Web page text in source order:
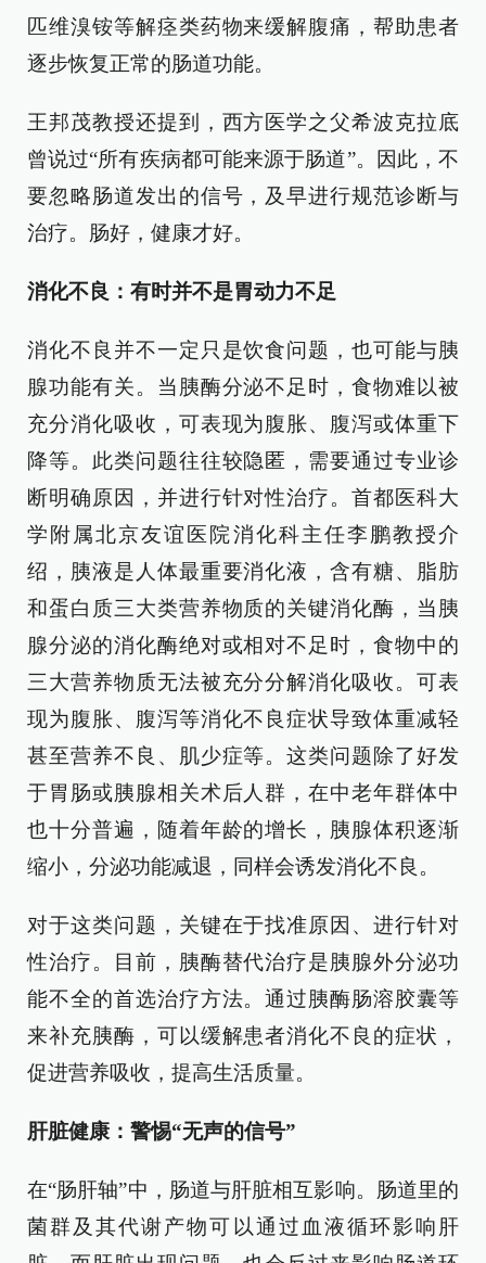
匹维溴铵等解痉类药物来缓解腹痛，帮助患者
逐步恢复正常的肠道功能。
王邦茂教授还提到，西方医学之父希波克拉底
曾说过“所有疾病都可能来源于肠道”。因此，不
要忽略肠道发出的信号，及早进行规范诊断与
治疗。肠好，健康才好。
消化不良：有时并不是胃动力不足
消化不良并不一定只是饮食问题，也可能与胰
腺功能有关。当胰酶分泌不足时，食物难以被
充分消化吸收，可表现为腹胀、腹泻或体重下
降等。此类问题往往较隐匿，需要通过专业诊
断明确原因，并进行针对性治疗。首都医科大
学附属北京友谊医院消化科主任李鹏教授介
绍，胰液是人体最重要消化液，含有糖、脂肪
和蛋白质三大类营养物质的关键消化酶，当胰
腺分泌的消化酶绝对或相对不足时，食物中的
三大营养物质无法被充分分解消化吸收。可表
现为腹胀、腹泻等消化不良症状导致体重减轻
甚至营养不良、肌少症等。这类问题除了好发
于胃肠或胰腺相关术后人群，在中老年群体中
也十分普遍，随着年龄的增长，胰腺体积逐渐
缩小，分泌功能减退，同样会诱发消化不良。
对于这类问题，关键在于找准原因、进行针对
性治疗。目前，胰酶替代治疗是胰腺外分泌功
能不全的首选治疗方法。通过胰酶肠溶胶囊等
来补充胰酶，可以缓解患者消化不良的症状，
促进营养吸收，提高生活质量。
肝脏健康：警惕“无声的信号”
在“肠肝轴”中，肠道与肝脏相互影响。肠道里的
菌群及其代谢产物可以通过血液循环影响肝